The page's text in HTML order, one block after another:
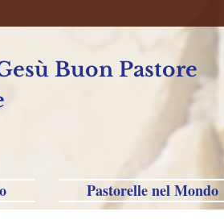
Buon Pastore
Pastorelle nel Mondo